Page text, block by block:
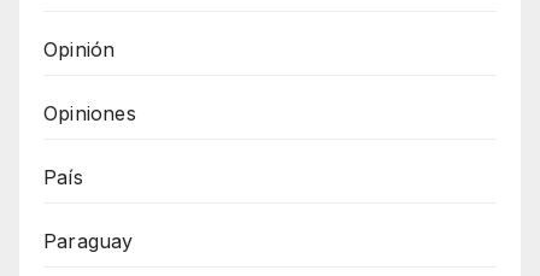
Opinión
Opiniones
País
Paraguay